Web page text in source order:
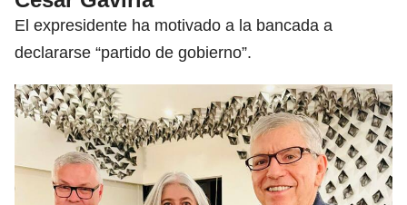
El expresidente ha motivado a la bancada a
declararse “partido de gobierno”.